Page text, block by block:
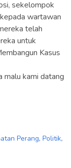
sekelompok
wartawan
telah
untuk
Kasus
malu kami datang
Perang, Politik,